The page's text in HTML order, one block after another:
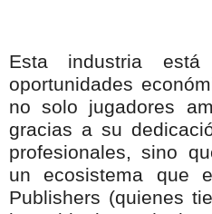
Esta industria está
oportunidades
no solo jugadores
gracias a su
profesionales, sino
un ecosistema que
Publishers (quienes